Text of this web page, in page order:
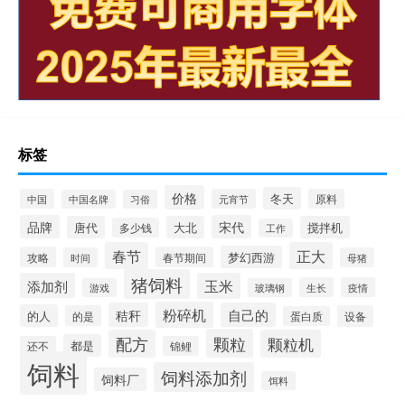
标签
中国 中国名牌 习俗 价格 元宵节 冬天 原料
品牌 唐代 多少钱 大北 宋代 工作 搅拌机
攻略 时间 春节 春节期间 梦幻西游 正大 母猪
添加剂 游戏 猪饲料 玉米 玻璃钢 生长 疫情
的人 的是 秸秆 粉碎机 自己的 蛋白质 设备
还不 都是 配方 锦鲤 颗粒 颗粒机
饲料 饲料厂 饲料添加剂 饵料